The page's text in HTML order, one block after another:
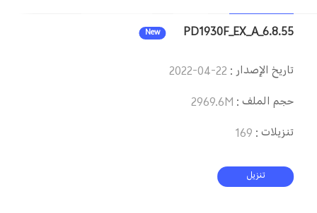
PD1930F_EX_A_6.8.55
New
تاريخ الإصدار:
2022-04-22
حجم الملف :
2969.6M
تنزيلات:
169
تنزيل